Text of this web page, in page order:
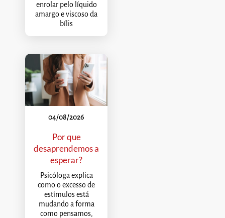
enrolar pelo líquido
amargo e viscoso da
bílis
04/08/2026
Por que
desaprendemos a
esperar?
Psicóloga explica
como o excesso de
estímulos está
mudando a forma
como pensamos,